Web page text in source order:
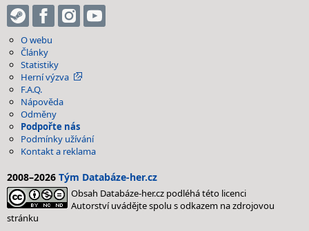
O webu
Články
Statistiky
Herní výzva
F.A.Q.
Nápověda
Odměny
Podpořte nás
Podmínky užívání
Kontakt a reklama
2008–2026 Tým Databáze-her.cz
Obsah Databáze-her.cz podléhá této licenci
Autorství uvádějte spolu s odkazem na zdrojovou
stránku